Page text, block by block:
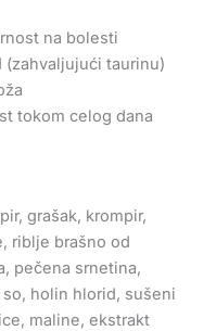
na bolesti
(zahvaljujući taurinu)
tokom celog dana
grašak, krompir,
riblje brašno od
pečena srnetina,
holin hlorid, sušeni
maline, ekstrakt